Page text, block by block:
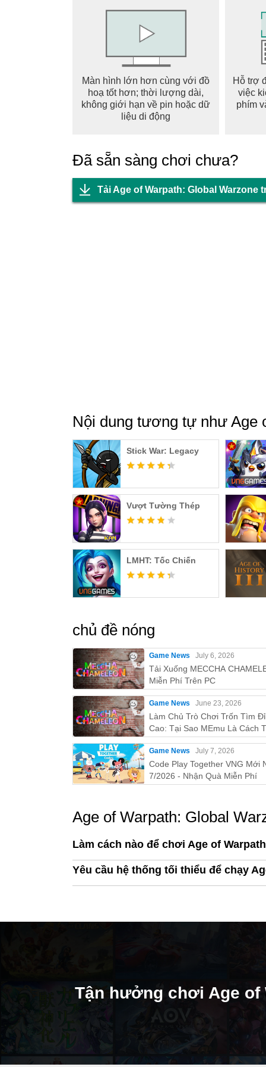
Tạo hoặc tham gia liên minh và tham gia
Điều hướng sự phức tạp của quan hệ quốc
bộ sức mạnh quân sự của bạn.
[Xây dựng Nhà máy Chiến tranh]
Xây dựng và nâng cấp nhiều cơ sở khác
tranh. Một đế chế công nghiệp mạnh mẽ là
Màn hình lớn hơn cùng với đồ
hoạ tốt hơn; thời lượng dài,
không giới hạn về pin hoặc dữ
liệu di động
Hỗ trợ
việc
phím
Đã sẵn sàng chơi chưa?
Tải Age of Warpath: Global Warzone
Nội dung tương tự như Age
Stick War: Legacy
Vượt Tường Thép
LMHT: Tốc Chiến
chủ đề nóng
Game News July 6, 2026
Tải Xuống MECCHA
Miễn Phí Trên PC
Game News June 23, 2026
Làm Chủ Trò Chơi Trốn Tìm
Cao: Tại Sao MEmu Là Cách
Nhất Để Chơi MECCHA
CHAMELEON Trên PC!
Game News July 7, 2026
Code Play Together VNG Mới
7/2026 - Nhận Quà Miễn Phí
Age of Warpath: Global
Làm cách nào để chơi Age of
Yêu cầu hệ thống tối thiểu để chạy
Tận hưởng chơi Age of